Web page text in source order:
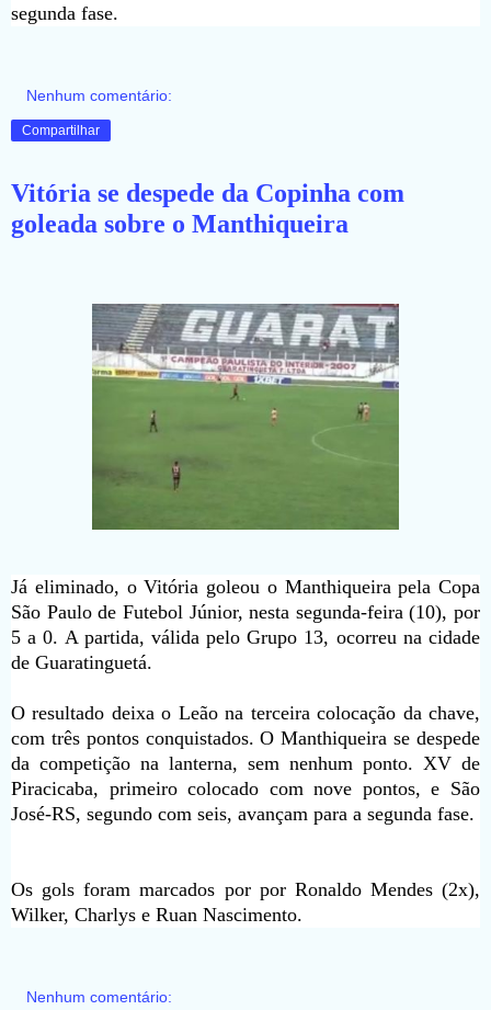
segunda fase.
Nenhum comentário:
Compartilhar
Vitória se despede da Copinha com
goleada sobre o Manthiqueira
Já eliminado, o Vitória goleou o Manthiqueira pela Copa
São Paulo de Futebol Júnior, nesta segunda-feira (10), por
5 a 0. A partida, válida pelo Grupo 13, ocorreu na cidade
de Guaratinguetá.
O resultado deixa o Leão na terceira colocação da chave,
com três pontos conquistados. O Manthiqueira se despede
da competição na lanterna, sem nenhum ponto. XV de
Piracicaba, primeiro colocado com nove pontos, e São
José-RS, segundo com seis, avançam para a segunda fase.
Os gols foram marcados por por Ronaldo Mendes (2x),
Wilker, Charlys e Ruan Nascimento.
Nenhum comentário: